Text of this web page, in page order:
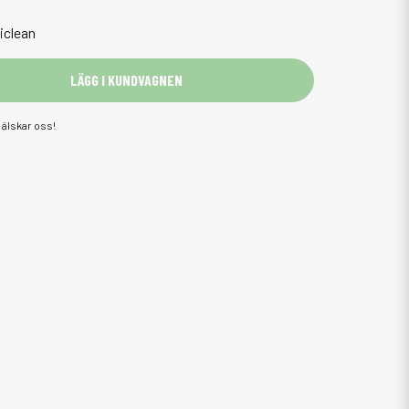
LÄGG I KUNDVAGNEN
oss!